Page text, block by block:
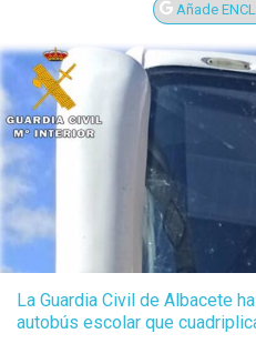
Añade
La Guardia Civil de Albacete
autobús escolar que